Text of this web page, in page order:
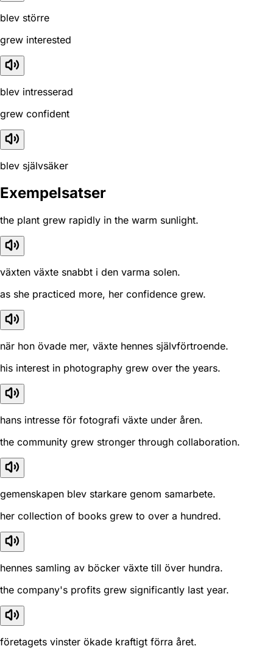
blev större
grew interested
blev intresserad
grew confident
blev självsäker
Exempelsatser
the plant grew rapidly in the warm sunlight.
växten växte snabbt i den varma solen.
as she practiced more, her confidence grew.
när hon övade mer, växte hennes självförtroende.
his interest in photography grew over the years.
hans intresse för fotografi växte under åren.
the community grew stronger through collaboration.
gemenskapen blev starkare genom samarbete.
her collection of books grew to over a hundred.
hennes samling av böcker växte till över hundra.
the company's profits grew significantly last year.
företagets vinster ökade kraftigt förra året.